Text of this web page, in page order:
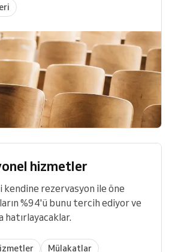
hizmetler
kendine rezervasyon ile öne
%94'ü bunu tercih ediyor ve
hatırlayacaklar.
Mülakatlar